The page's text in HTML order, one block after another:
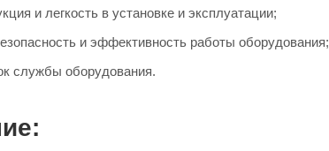
и легкость в установке и эксплуатации;
и эффективность работы оборудования;
службы оборудования.